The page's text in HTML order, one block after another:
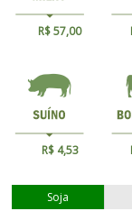
R$ 57,00
R$ 4,53
Soja